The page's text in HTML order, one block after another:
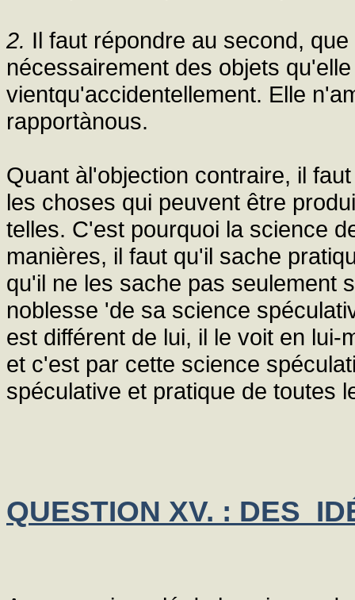
2. Il faut répondre au second,
nécessairement des objets
vientqu'accidentellement. Elle
rapportànous.
Quant àl'objection contraire, il
les choses qui peuvent être
telles. C'est pourquoi la science
manières, il faut qu'il sache
qu'il ne les sache pas seulement
noblesse 'de sa science
est différent de lui, il le voit en
et c'est par cette science
spéculative et pratique de toutes
QUESTION XV. : DES